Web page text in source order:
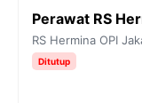
Perawat RS
RS Hermina OPI
Ditutup